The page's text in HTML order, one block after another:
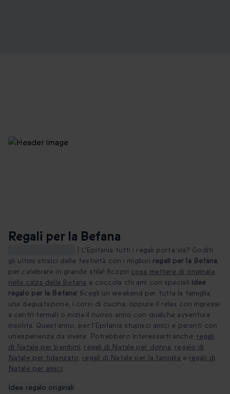
Regali per la Befana
L'Epifania tutti i regali porta via? Goditi
gli ultimi stralci delle festività con i migliori regali per la Befana,
per celebrare in grande stile! Scopri cosa mettere di originale
nella calza della Befana e coccola chi ami con speciali idee
regalo per la Befana! Scegli un weekend per tutta la famiglia,
una degustazione, i corsi di cucina, oppure il relax con ingressi
a centri termali o inizia il nuovo anno con qualche avventura
insolita. Quest’anno, per l’Epifania stupisci amici e parenti con
un’esperienza da vivere. Potrebbero interessarti anche: regali
di Natale per bambini, regali di Natale per donna, regalo di
Natale per fidanzato, regali di Natale per la famiglia e regali di
Natale per amici.
Idee regalo originali